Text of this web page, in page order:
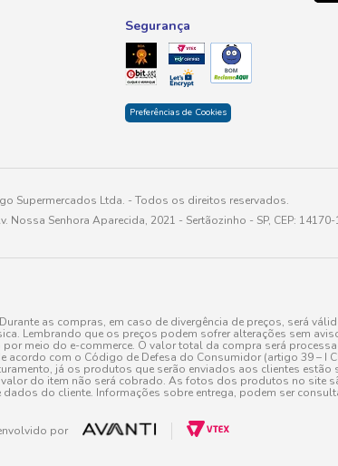
Segurança
Preferências de Cookies
Supermercados Ltda. - Todos os direitos reservados.
Nossa Senhora Aparecida, 2021 - Sertãozinho - SP, CEP: 14170-
as compras, em caso de divergência de preços, será
Lembrando que os preços podem sofrer alterações sem
meio do e-commerce. O valor total da compra será
com o Código de Defesa do Consumidor (artigo 39 – I
já os produtos que serão enviados aos clientes
do item não será cobrado. As fotos dos produtos no site
do cliente. Informações sobre entrega, podem ser
por